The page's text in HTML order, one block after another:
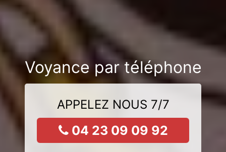
Voyance par téléphone
APPELEZ NOUS 7/7
04 23 09 09 92